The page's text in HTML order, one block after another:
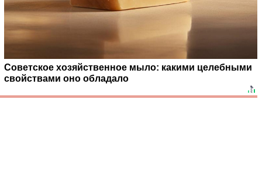
Советское хозяйственное мыло: какими целебными
свойствами оно обладало